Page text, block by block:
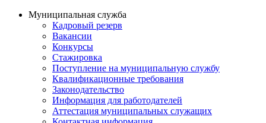
Муниципальная служба
Кадровый резерв
Вакансии
Конкурсы
Стажировка
Поступление на муниципальную службу
Квалификационные требования
Законодательство
Информация для работодателей
Аттестация муниципальных служащих